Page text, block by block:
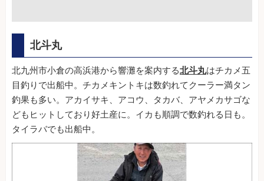
北斗丸
北九州市小倉の高浜港から響灘を案内する北斗丸はチカメ五
目釣りで出船中。チカメキントキは数釣れてクーラー満タン
釣果も多い。アカイサキ、アコウ、タカバ、アヤメカサゴな
どもヒットしており好土産に。イカも順調で数釣れる日も。
タイラバでも出船中。